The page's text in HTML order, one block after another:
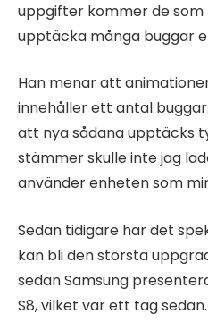
uppgifter kommer de
upptäcka många buggar
Han menar att
innehåller ett antal
att nya sådana upptäcks
stämmer skulle inte jag
använder enheten som
Sedan tidigare har det
kan bli den största
sedan Samsung
S8, vilket var ett tag sedan.